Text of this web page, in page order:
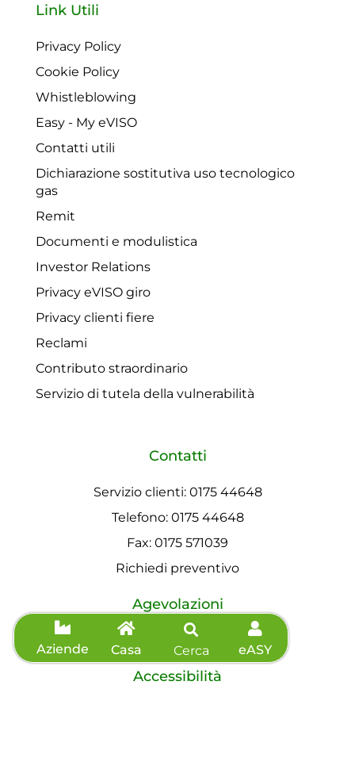
Aziende Casa Cerca eASY
Link Utili
Privacy Policy
Cookie Policy
Whistleblowing
Easy - My eVISO
Contatti utili
Dichiarazione sostitutiva uso tecnologico
gas
Remit
Documenti e modulistica
Investor Relations
Privacy eVISO giro
Privacy clienti fiere
Reclami
Contributo straordinario
Servizio di tutela della vulnerabilità
Contatti
Servizio clienti: 0175 44648
Telefono: 0175 44648
Fax: 0175 571039
Richiedi preventivo
Agevolazioni
Informazioni sisma
Accessibilità